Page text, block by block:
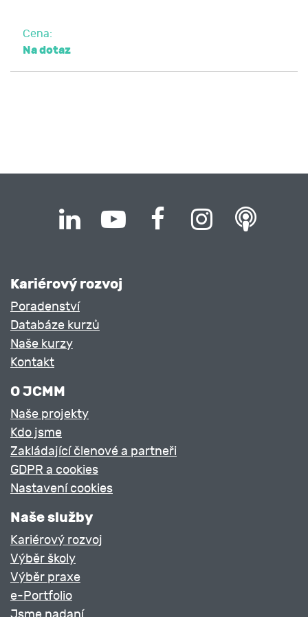
Cena:
Na dotaz
Kariérový rozvoj
Poradenství
Databáze kurzů
Naše kurzy
Kontakt
O JCMM
Naše projekty
Kdo jsme
Zakládající členové a partneři
GDPR a cookies
Nastavení cookies
Naše služby
Kariérový rozvoj
Výběr školy
Výběr praxe
e-Portfolio